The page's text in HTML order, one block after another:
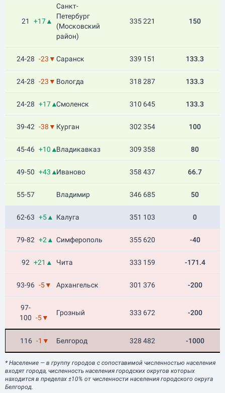
21 +17▲
Санкт-
Петербург
(Московский
район)
335 221 150
24-28 -23▼ Саранск 339 151 133.3
24-28 -23▼ Вологда 318 287 133.3
24-28 +17▲Смоленск 310 645 133.3
39-42 -38▼ Курган 302 354 100
45-46 +10▲Владикавказ 309 358 80
49-50 +43▲Иваново 358 437 66.7
55-57 Владимир 346 685 50
62-63 +5▲ Калуга 351 103 0
79-82 +2▲ Симферополь 355 620 -40
92 +21▲ Чита 333 159 -171.4
93-96 -5▼ Архангельск 301 376 -200
97-
100 -5▼
Грозный 333 672 -200
116 -1▼ Белгород 328 482 -1000
* Население — в группу городов с сопоставимой численностью населения
входят города, численность населения городских округов которых
находится в пределах ±10% от численности населения городского округа
Белгород.